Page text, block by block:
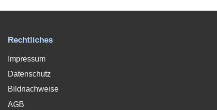
Rechtliches
Impressum
Datenschutz
Bildnachweise
AGB